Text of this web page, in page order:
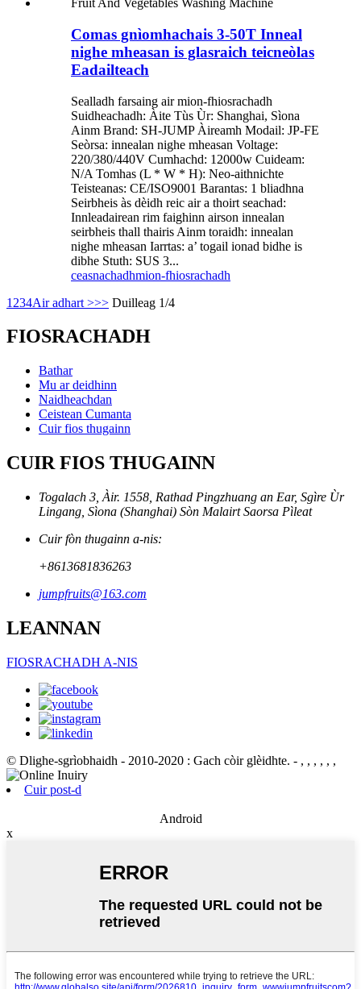
Comas gnìomhachais 3-50T Inneal
nighe mheasan is glasraich teicneòlas
Eadailteach
Sealladh farsaing air mion-fhiosrachadh
Suidheachadh: Àite Tùs Ùr: Shanghai, Sìona
Ainm Brand: SH-JUMP Àireamh Modail: JP-FE
Seòrsa: innealan nighe mheasan Voltage:
220/380/440V Cumhachd: 12000w Cuideam:
N/A Tomhas (L * W * H): Neo-aithnichte
Teisteanas: CE/ISO9001 Barantas: 1 bliadhna
Seirbheis às dèidh reic air a thoirt seachad:
Innleadairean rim faighinn airson innealan
seirbheis thall thairis Ainm toraidh: innealan
nighe mheasan Iarrtas: a’ togail ionad bidhe is
dibhe Stuth: SUS 3...
ceasnachadhmion-fhiosrachadh
1 234Air adhart >>> Duilleag 1/4
FIOSRACHADH
Bathar
Mu ar deidhinn
Naidheachdan
Ceistean Cumanta
Cuir fios thugainn
CUIR FIOS THUGAINN
Togalach 3, Àir. 1558, Rathad Pingzhuang an Ear, Sgìre Ùr
Lingang, Sìona (Shanghai) Sòn Malairt Saorsa Pìleat
Cuir fòn thugainn a-nis:
+8613681836263
jumpfruits@163.com
LEANNAN
FIOSRACHADH A-NIS
© Dlighe-sgrìobhaidh - 2010-2020 : Gach còir glèidhte. - , , , , , ,
Cuir post-d
Android
x